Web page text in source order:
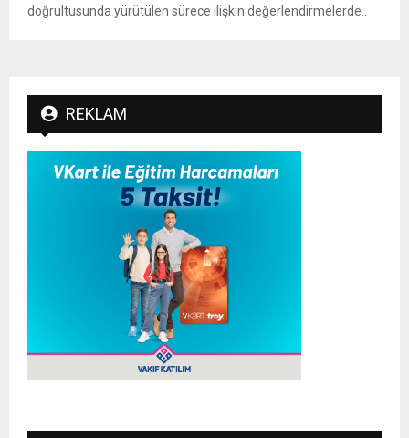
doğrultusunda yürütülen sürece ilişkin değerlendirmelerde..
REKLAM